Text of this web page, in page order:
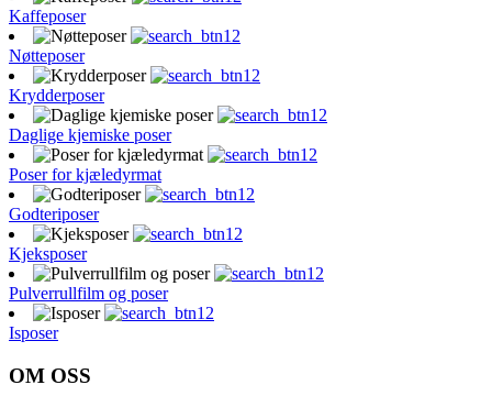
Kaffeposer
Nøtteposer
Krydderposer
Daglige kjemiske poser
Poser for kjæledyrmat
Godteriposer
Kjeksposer
Pulverrullfilm og poser
Isposer
OM OSS